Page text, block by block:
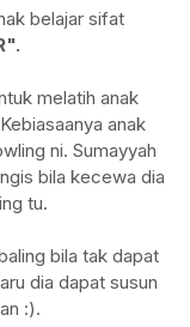
belajar sifat
melatih anak
anak
ni. Sumayyah
bila kecewa dia
tu.
bila tak dapat
dia dapat susun
:).